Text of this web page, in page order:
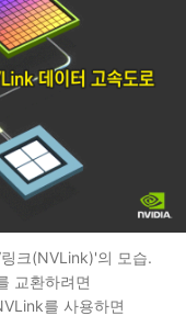
크(NVLink)'의 모습.
교환하려면
를 사용하면